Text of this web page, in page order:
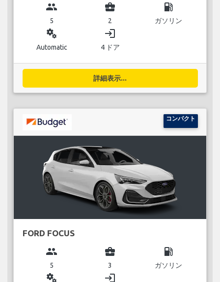
group
5
business_center
2
local_gas_station
ガソリン
miscellaneous_services
Automatic
login
4 ドア
詳細表示...
コンパクト
FORD FOCUS
group
5
business_center
3
local_gas_station
ガソリン
miscellaneous_services login